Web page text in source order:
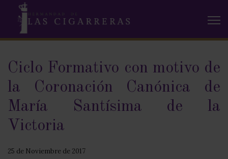
Ciclo Formativo con motivo de
la Coronación Canónica de
María Santísima de la
Victoria
25 de Noviembre de 2017